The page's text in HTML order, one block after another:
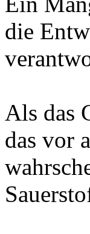
die
Als das
das vor